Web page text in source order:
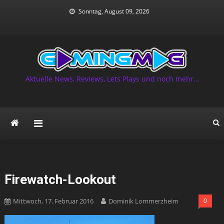
Sonntag, August 09, 2026
Aktuelle News, Reviews, Lets Plays und noch mehr…
Firewatch-Lookout
Mittwoch, 17. Februar 2016 Dominik Lommerzheim 0